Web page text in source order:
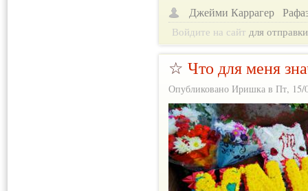
Джейми Каррагер
Войдите на сайт для
☆ Что для меня
Опубликовано Иришка в Пт, 15/